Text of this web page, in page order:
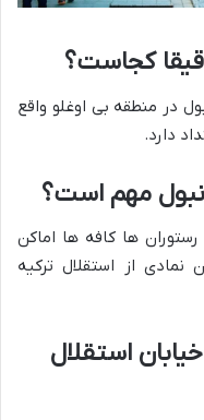
کجاست؟
در منطقه بی اوغلو واقع
دارد.
مهم است؟
ها کافه ها اماکن
از استقلال ترکیه
استقلال